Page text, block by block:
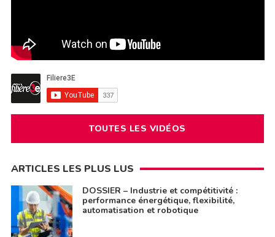
TOUTES LES VIDÉOS
ARTICLES LES PLUS LUS
DOSSIER – Industrie et compétitivité :
performance énergétique, flexibilité,
automatisation et robotique